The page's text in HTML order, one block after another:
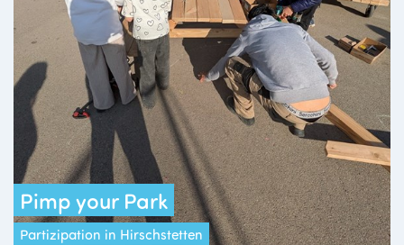
Pimp your Park
Partizipation in Hirschstetten